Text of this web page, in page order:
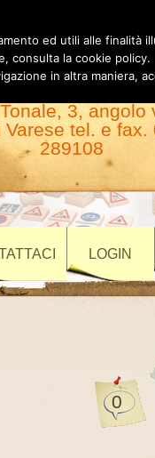
Varese
3, angolo
Varese tel. e fax.
289108
LOGIN
0
ed utili alle finalità
consulta la cookie policy.
in altra maniera,